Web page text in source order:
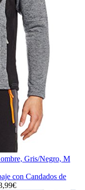
Gris/Negro, M
con Candados de
€